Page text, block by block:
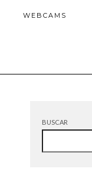
WEBCAMS
BUSCAR